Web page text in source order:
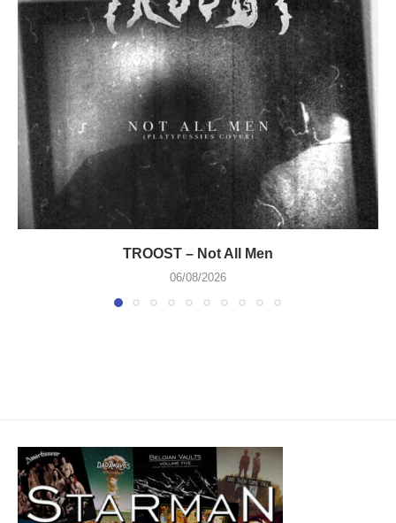
TROOST – Not All Men
06/08/2026